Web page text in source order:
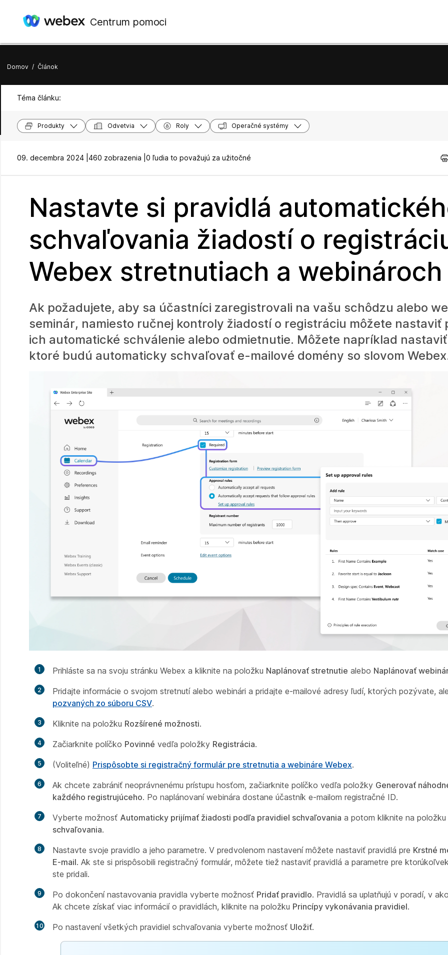
Centrum pomoci
Domov / Článok
Téma článku:
Produkty Odvetvia Roly Operačné systémy
09. decembra 2024 | 460 zobrazenia | 0 ľudia to považujú za užitočné
Nastavte si pravidlá
schvaľovania žiadostí o
Webex stretnutiach a webinároch
Ak požadujete, aby sa účastníci zaregistrovali na vašu schôdzu alebo
seminár, namiesto ručnej kontroly žiadostí o registráciu môžete nastaviť
ich automatické schválenie alebo odmietnutie. Môžete napríklad
ktoré budú automaticky schvaľovať e-mailové domény so slovom
1 Prihláste sa na svoju stránku Webex a kliknite na položku Naplánovať stretnutie alebo Naplánovať
2
Pridajte informácie o svojom stretnutí alebo webinári a pridajte e-mailové adresy ľudí, ktorých pozývate,
pozvaných zo súboru CSV.
3 Kliknite na položku Rozšírené možnosti.
4 Začiarknite políčko Povinné vedľa položky Registrácia.
5 (Voliteľné) Prispôsobte si registračný formulár pre stretnutia a webináre Webex.
6 Ak chcete zabrániť neoprávnenému prístupu hosťom, začiarknite políčko vedľa položky Generovať
každého registrujúceho. Po naplánovaní webinára dostane účastník e-mailom registračné ID.
7 Vyberte možnosť Automaticky prijímať žiadosti podľa pravidiel schvaľovania a potom kliknite na položku
schvaľovania.
8 Nastavte svoje pravidlo a jeho parametre. V predvolenom nastavení môžete nastaviť pravidlá pre Krstné
E-mail. Ak ste si prispôsobili registračný formulár, môžete tiež nastaviť pravidlá a parametre pre
ste pridali.
9 Po dokončení nastavovania pravidla vyberte možnosť Pridať pravidlo. Pravidlá sa uplatňujú v poradí, v
Ak chcete získať viac informácií o pravidlách, kliknite na položku Princípy vykonávania pravidiel.
10 Po nastavení všetkých pravidiel schvaľovania vyberte možnosť Uložiť.